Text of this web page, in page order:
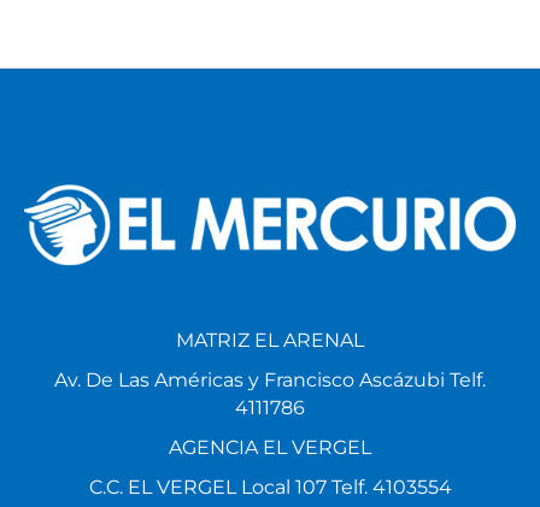
MATRIZ EL ARENAL
Av. De Las Américas y Francisco Ascázubi Telf.
4111786
AGENCIA EL VERGEL
C.C. EL VERGEL Local 107 Telf. 4103554